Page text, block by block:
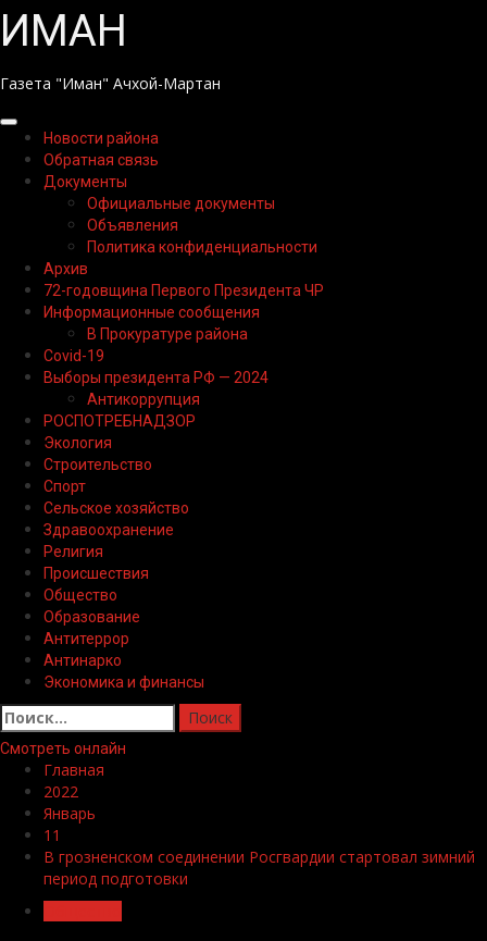
Перейти
содержимому
ИМАН
Газета "Иман" Ачхой-Мартан
Основное
меню
Новости района
Обратная связь
Документы
Официальные документы
Объявления
Политика конфиденциальности
Архив
72-годовщина Первого Президента ЧР
Информационные сообщения
В Прокуратуре района
Covid-19
Выборы президента РФ — 2024
Антикоррупция
РОСПОТРЕБНАДЗОР
Экология
Строительство
Спорт
Сельское хозяйство
Здравоохранение
Религия
Происшествия
Общество
Образование
Антитеррор
Антинарко
Экономика и финансы
Найти:
Смотреть онлайн
Главная
2022
Январь
11
В грозненском соединении Росгвардии стартовал зимний
период подготовки